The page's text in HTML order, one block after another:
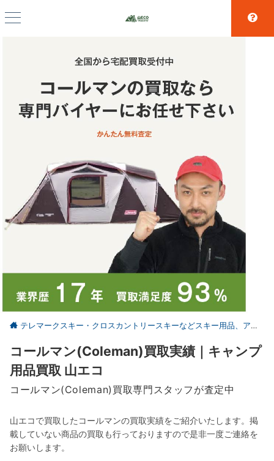
テレマークスキー・クロスカントリースキーなどスキー用品、アウトドア、キャンプ用品の買取なら仙台の【山とエコ】
コールマン(Coleman)買取実績｜キャンプ
用品買取 山エコ
コールマン(Coleman)買取専門スタッフが査定中
山エコで買取したコールマンの買取実績をご紹介いたします。掲
載していない商品の買取も行っておりますので是非一度ご連絡を
お願いします。